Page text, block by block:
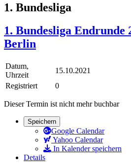
1. Bundesliga
1. Bundesliga Endrunde
Berlin
Datum,
Uhrzeit
15.10.2021
Registriert
0
Dieser Termin ist nicht mehr buchbar
Speichern
Google Calendar
Yahoo Calendar
In Kalender speichern
Details